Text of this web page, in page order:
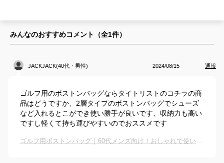
みんなのおすすめコメント（全1件）
JACKJACK(40代・男性) 2024/08/15 通報
ゴルフ用のボストンバッグならタイトリストのコチラの商
品はどうですか、2層タイプのボストンバッグでシューズ
など入れるとこができ使い勝手が良いです、収納力も高い
ですし軽くて持ち運びやすいのでおススメです
ゴルフ用ボストンバッグ｜60代メンズ向け！おしゃれで使いやすいバッグのおすすめは？